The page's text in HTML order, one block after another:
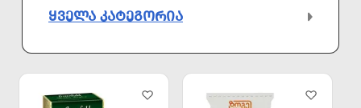
ᲧᲕᲔᲚᲐ ᲙᲐᲢᲔᲒᲝᲠᲘᲐ